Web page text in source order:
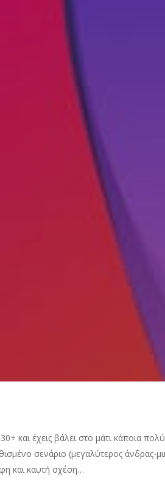
30+ και έχεις βάλει στο μάτι κάποια
σενάριο (μεγαλύτερος άνδρας-
και καυτή σχέση…